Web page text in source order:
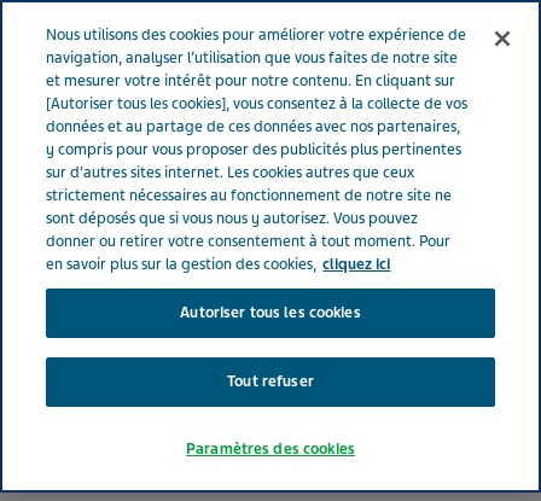
Menu
France Nos Produits Product catalog
Liste de nos médicaments
Search
Filtres clairs
Nous utilisons des cookies pour améliorer votre expérience de
navigation, analyser l’utilisation que vous faites de notre site
et mesurer votre intérêt pour notre contenu. En cliquant sur
[Autoriser tous les cookies], vous consentez à la collecte de vos
données et au partage de ces données avec nos partenaires,
y compris pour vous proposer des publicités plus pertinentes
sur d'autres sites internet. Les cookies autres que ceux
strictement nécessaires au fonctionnement de notre site ne
sont déposés que si vous nous y autorisez. Vous pouvez
donner ou retirer votre consentement à tout moment. Pour
en savoir plus sur la gestion des cookies, cliquez ici
Autoriser tous les cookies
Tout refuser
Paramètres des cookies